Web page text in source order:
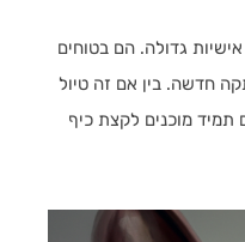
גדולה. הם בטוחים
חדשה. בין אם זה טיול
תמיד מוכנים לקצת כיף